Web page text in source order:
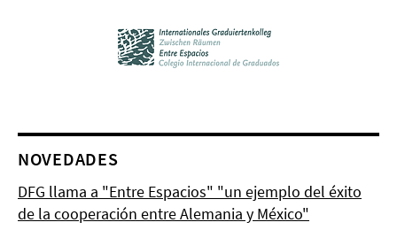
NOVEDADES
DFG llama a "Entre Espacios" "un ejemplo del éxito
de la cooperación entre Alemania y México"